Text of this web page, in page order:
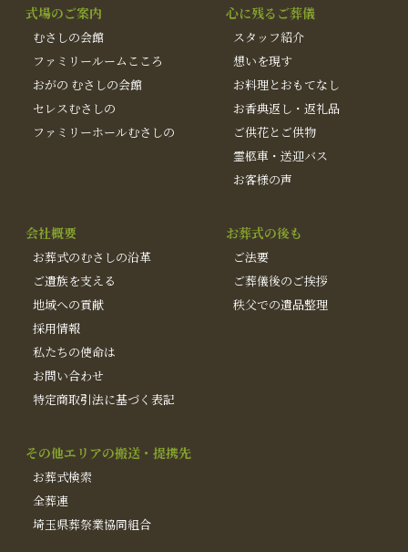
式場のご案内
むさしの会館
ファミリールームこころ
おがの むさしの会館
セレスむさしの
ファミリーホールむさしの
心に残るご葬儀
スタッフ紹介
想いを現す
お料理とおもてなし
お香典返し・返礼品
ご供花とご供物
霊柩車・送迎バス
お客様の声
会社概要
お葬式のむさしの沿革
ご遺族を支える
地域への貢献
採用情報
私たちの使命は
お問い合わせ
特定商取引法に基づく表記
お葬式の後も
ご法要
ご葬儀後のご挨拶
秩父での遺品整理
その他エリアの搬送・提携先
お葬式検索
全葬連
埼玉県葬祭業協同組合